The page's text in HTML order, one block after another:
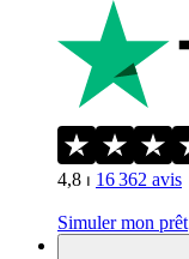
4,8 ⏐ 16 362 avis
Simuler mon prêt